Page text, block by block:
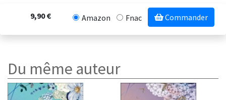
9,90 € Amazon Fnac Commander
Du même auteur